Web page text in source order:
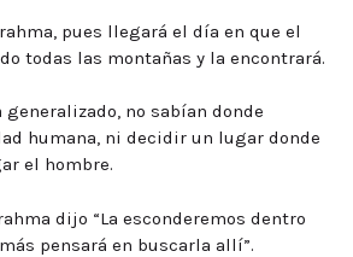
pues llegará el día en que el
todas las montañas y la encontrará.
no sabían donde
humana, ni decidir un lugar donde
el hombre.
dijo “La esconderemos dentro
pensará en buscarla allí”.